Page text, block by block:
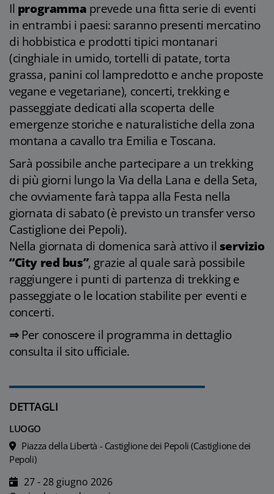
Il programma prevede una fitta serie di eventi
in entrambi i paesi: saranno presenti mercatino
di hobbistica e prodotti tipici montanari
(cinghiale in umido, tortelli di patate, torta
grassa, panini col lampredotto e anche proposte
vegane e vegetariane), concerti, trekking e
passeggiate dedicati alla scoperta delle
emergenze storiche e naturalistiche della zona
montana a cavallo tra Emilia e Toscana.
Sarà possibile anche partecipare a un trekking
di più giorni lungo la Via della Lana e della Seta,
che ovviamente farà tappa alla Festa nella
giornata di sabato (è previsto un transfer verso
Castiglione dei Pepoli).
Nella giornata di domenica sarà attivo il servizio
“City red bus”, grazie al quale sarà possibile
raggiungere i punti di partenza di trekking e
passeggiate o le location stabilite per eventi e
concerti.
⇒ Per conoscere il programma in dettaglio
consulta il sito ufficiale.
DETTAGLI
LUOGO
Piazza della Libertà - Castiglione dei Pepoli (Castiglione dei
Pepoli)
27 - 28 giugno 2026